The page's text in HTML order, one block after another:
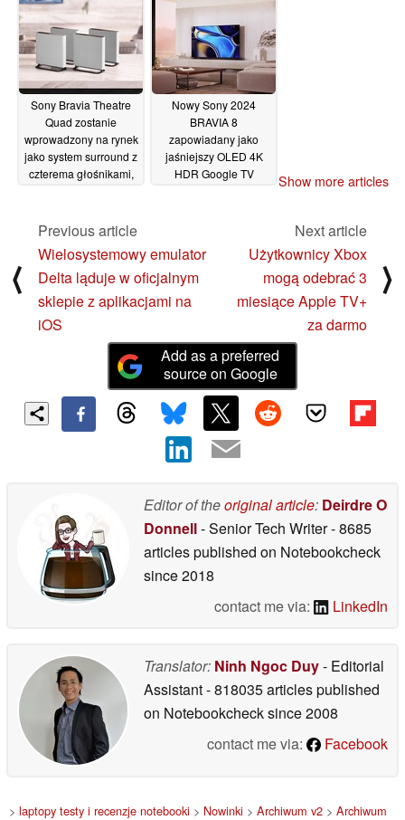
Sony Bravia Theatre
Quad zostanie
wprowadzony na rynek
jako system surround z
czterema głośnikami,
Nowy Sony 2024
BRAVIA 8
zapowiadany jako
jaśniejszy OLED 4K
HDR Google TV
Show more articles
⟨
Previous article
Wielosystemowy emulator
Delta ląduje w oficjalnym
sklepie z aplikacjami na
iOS
Next article
Użytkownicy Xbox
mogą odebrać 3
miesiące Apple TV+
za darmo
⟩
Add as a preferred
source on Google
Editor of theoriginal article: Deirdre O
Donnell- Senior Tech Writer- 8685
articles published on Notebookcheck
since 2018
contact me via:
LinkedIn
Translator: Ninh Ngoc Duy- Editorial
Assistant- 818035 articles published
on Notebookchecksince 2008
contact me via:
Facebook
> laptopy testy i recenzje notebooki > Nowinki > Archiwum v2 > Archiwum